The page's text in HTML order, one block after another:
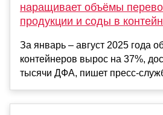
наращивает объёмы
продукции и соды в
За январь – август 2025 года
контейнеров вырос на 37%,
тысячи ДФА, пишет пресс-